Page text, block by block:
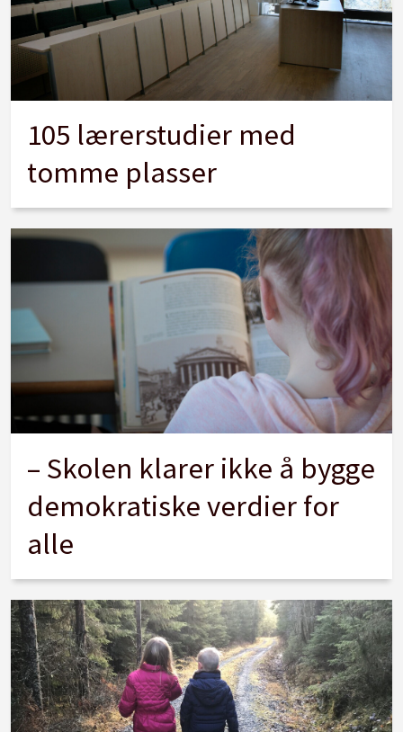
105 lærerstudier med
tomme plasser
– Skolen klarer ikke å bygge
demokratiske verdier for
alle